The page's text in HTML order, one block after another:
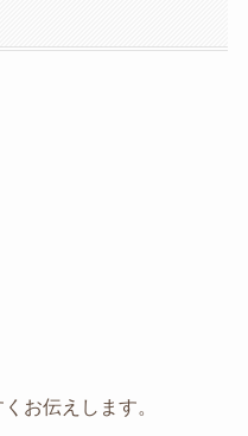
お伝えします。